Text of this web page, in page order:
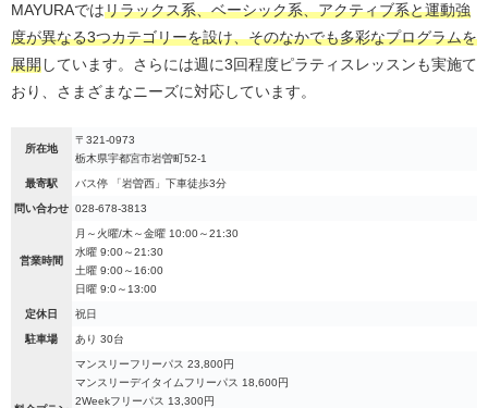
MAYURAではリラックス系、ベーシック系、アクティブ系と運動強
度が異なる3つカテゴリーを設け、そのなかでも多彩なプログラムを
展開しています。さらには週に3回程度ピラティスレッスンも実施て
おり、さまざまなニーズに対応しています。
所在地
〒321-0973
栃木県宇都宮市岩曽町52-1
最寄駅 バス停 「岩曽西」下車徒歩3分
問い合わせ 028-678-3813
営業時間
月～火曜/木～金曜 10:00～21:30
水曜 9:00～21:30
土曜 9:00～16:00
日曜 9:0～13:00
定休日 祝日
駐車場 あり 30台
マンスリーフリーパス 23,800円
マンスリーデイタイムフリーパス 18,600円
2Weekフリーパス 13,300円